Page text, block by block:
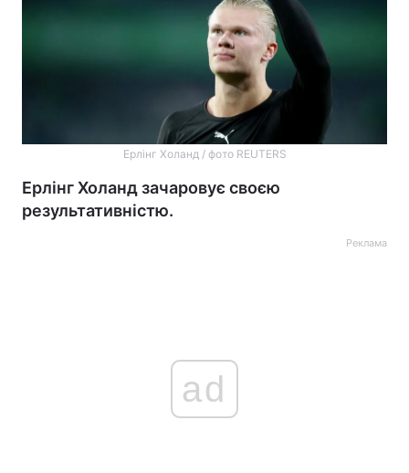
Ерлінг Холанд / фото REUTERS
Ерлінг Холанд зачаровує своєю
результативністю.
Реклама
ad